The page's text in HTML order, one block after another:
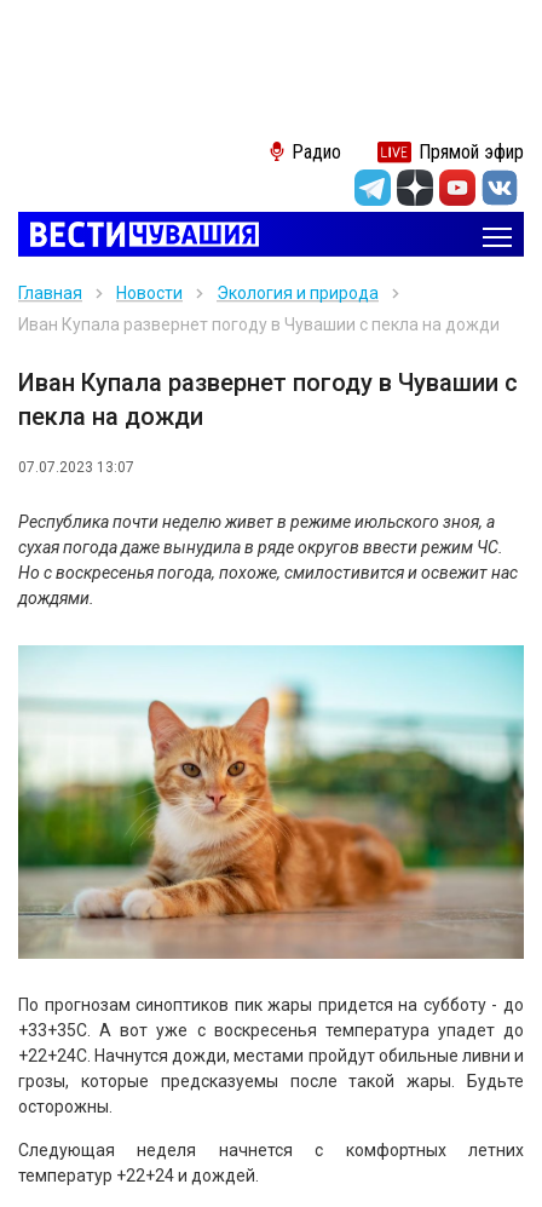
Радио Прямой эфир
Главная Новости
Экология и природа
Иван Купала развернет погоду в Чувашии с пекла на дожди
Иван Купала развернет погоду в Чувашии с
пекла на дожди
07.07.2023 13:07
Республика почти неделю живет в режиме июльского зноя, а
сухая погода даже вынудила в ряде округов ввести режим ЧС.
Но с воскресенья погода, похоже, смилостивится и освежит нас
дождями.
По прогнозам синоптиков пик жары придется на субботу - до
+33+35С. А вот уже с воскресенья температура упадет до
+22+24С. Начнутся дожди, местами пройдут обильные ливни и
грозы, которые предсказуемы после такой жары. Будьте
осторожны.
Следующая неделя начнется с комфортных летних
температур +22+24 и дождей.